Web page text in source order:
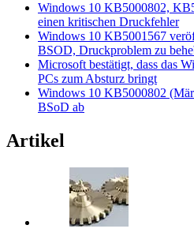
Windows 10 KB5000802,
einen kritischen Druckfehler
Windows 10 KB5001567
BSOD, Druckproblem zu
Microsoft bestätigt, dass das
PCs zum Absturz bringt
Windows 10 KB5000802
BSoD ab
Artikel